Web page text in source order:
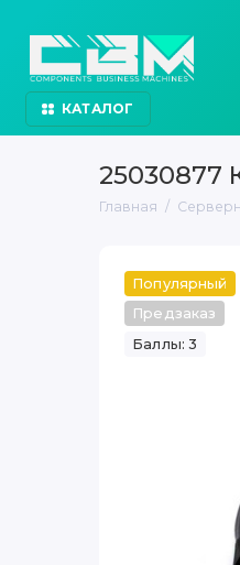
КАТАЛОГ
25030877
Главная
Популярный
Предзаказ
Баллы: 3